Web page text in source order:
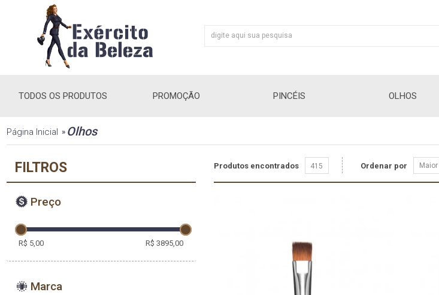
TODOS OS PRODUTOS PROMOÇÃO PINCÉIS OLHOS
Página Inicial » Olhos
FILTROS
Preço
R$ 5,00 R$ 3895,00
Marca
Produtos encontrados 415 Ordenar por